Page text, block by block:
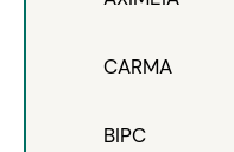
CARMA
BIPC